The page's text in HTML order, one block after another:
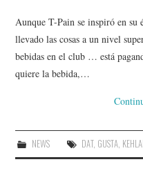
Aunque T-Pain se inspiró en
llevado las cosas a un nivel
bebidas en el club … está
quiere la bebida,…
NEWS DAT, GUSTA,